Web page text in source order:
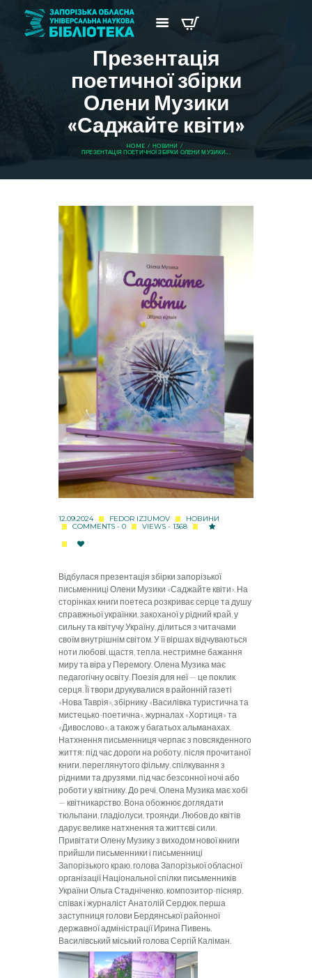
Презентація
поетичної збірки
Олени Музики
«Саджайте квіти»
HOME
НОВИНИ
ПРЕЗЕНТАЦІЯ ПОЕТИЧНОЇ ЗБІРКИ ОЛЕНИ МУЗИКИ...
12.09.2024 FEDOR IZJUMOV
НОВИНИ
COMMENTS - 0
VIEWS - 1368
Відбулася презентація збірки запорізької
письменниці Олени Музики «Саджайте квіти». На
сторінках книги поетеса розкриває серце та душу
справжньої українки, закоханої у рідний край, у
сильну та квітучу Україну, ділиться з читачами
своїм внутрішнім світом. У її віршах відчуваються
ноти любові, щастя, тепла, нестримне бажання
миру та віра у Перемогу. Олена Музика має
педагогічну освіту. Поезія для неї — це поклик
серця. Її твори друкувалися в районній газеті
«Нова Таврія», збірнику «Василівка туристична та
мистецько-поетична», журналах «Хортиця» та
«Дивослово», а також у багатьох альманахах.
Натхнення письменниця черпає з повсякденного
життя: під час дороги на роботу, після прочитаної
книги, переглянутого фільму, спілкування з
рідними та друзями, під час безсонної ночі або
роботи у квітнику. До речі, Олена Музика має хобі
— квітникарство. Вона обожнює доглядати
тюльпани, гладіолуси, троянди. Любов до квітів
дарує велике натхнення та життєві сили.
Привітати Олену Музику з виходом нової книги
прийшли письменники і письменниці
Запорізького краю, голова Запорізької обласної
організації Національної спілки письменників
України Ольга Стадніченко, композитор-пісняр,
співак і журналіст Анатолій Сердюк, перша
заступниця голови Бердянської районної
державної адміністрації Ирина Пивень,
Василівський міський голова Сергій Каліман.